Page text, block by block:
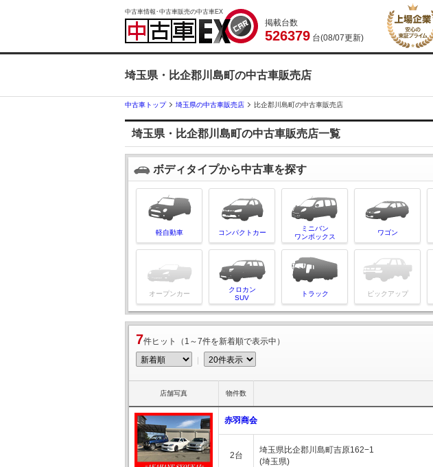
中古車情報･中古車販売の中古車EX
掲載台数
526379 台(08/07更新)
埼玉県・比企郡川島町の中古車販売店
中古車トップ 埼玉県の中古車販売店 比企郡川島町の中古車販売店
埼玉県・比企郡川島町の中古車販売店一覧
ボディタイプから中古車を探す
軽自動車 コンパクトカー
ミニバン
ワンボックス
ワゴン
オープンカー
クロカン
SUV
トラック ピックアップ
7件ヒット（1～7件を新着順で表示中）
｜
店舗写真 物件数
赤羽商会
2台
埼玉県比企郡川島町吉原162−1
(埼玉県)